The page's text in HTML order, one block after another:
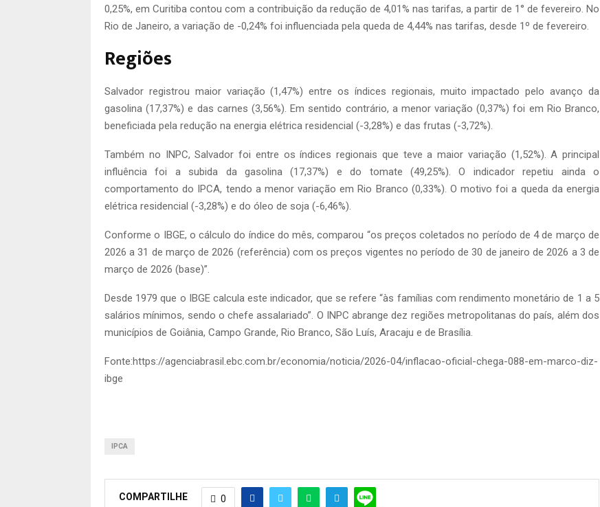
0,25%, em Curitiba contou com a contribuição da redução de 4,01% nas tarifas, a partir de 1° de fevereiro. No
Rio de Janeiro, a variação de -0,24% foi influenciada pela queda de 4,44% nas tarifas, desde 1º de fevereiro.
Regiões
Salvador registrou maior variação (1,47%) entre os índices regionais, muito impactado pelo avanço da
gasolina (17,37%) e das carnes (3,56%). Em sentido contrário, a menor variação (0,37%) foi em Rio Branco,
beneficiada pela redução na energia elétrica residencial (-3,28%) e das frutas (-3,72%).
Também no INPC, Salvador foi entre os índices regionais que teve a maior variação (1,52%). A principal
influência foi a subida da gasolina (17,37%) e do tomate (49,25%). O indicador repetiu ainda o
comportamento do IPCA, tendo a menor variação em Rio Branco (0,33%). O motivo foi a queda da energia
elétrica residencial (-3,28%) e do óleo de soja (-6,46%).
Conforme o IBGE, o cálculo do índice do mês, comparou “os preços coletados no período de 4 de março de
2026 a 31 de março de 2026 (referência) com os preços vigentes no período de 30 de janeiro de 2026 a 3 de
março de 2026 (base)”.
Desde 1979 que o IBGE calcula este indicador, que se refere “às famílias com rendimento monetário de 1 a 5
salários mínimos, sendo o chefe assalariado”. O INPC abrange dez regiões metropolitanas do país, além dos
municípios de Goiânia, Campo Grande, Rio Branco, São Luís, Aracaju e de Brasília.
Fonte:https://agenciabrasil.ebc.com.br/economia/noticia/2026-04/inflacao-oficial-chega-088-em-marco-diz-
ibge
IPCA
COMPARTILHE 0